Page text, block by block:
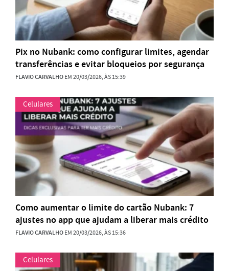
Pix no Nubank: como configurar limites, agendar
transferências e evitar bloqueios por segurança
FLAVIO CARVALHOEM 20/03/2026, ÀS 15:39
Celulares
Como aumentar o limite do cartão Nubank: 7
ajustes no app que ajudam a liberar mais crédito
FLAVIO CARVALHOEM 20/03/2026, ÀS 15:36
Celulares